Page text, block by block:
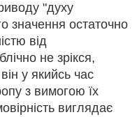
"духу
значення остаточно
від
не зрікся,
у якийсь час
з вимогою їх
виглядає